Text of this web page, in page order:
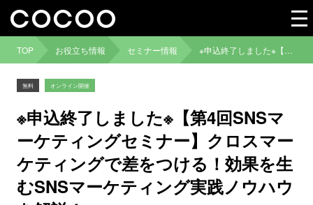
TOP お役立ち情報 セミナー情報
無料 オンライン開催
※申込終了しました※【第4回SNSマ
ーケティングセミナー】クロスマー
ケティングで差をつける！効果を生
むSNSマーケティング実践ノウハウ